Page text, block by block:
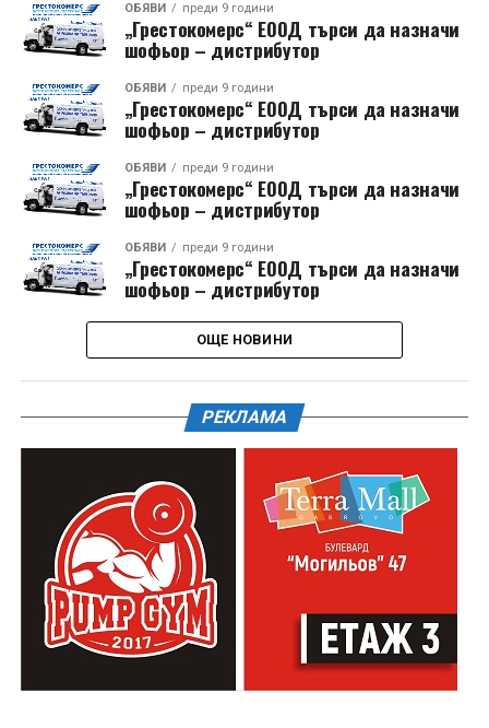
ОБЯВИ преди 9 години
„Грестокомерс“ ЕООД търси да назначи
шофьор – дистрибутор
ОБЯВИ преди 9 години
„Грестокомерс“ ЕООД търси да назначи
шофьор – дистрибутор
ОБЯВИ преди 9 години
„Грестокомерс“ ЕООД търси да назначи
шофьор – дистрибутор
ОБЯВИ преди 9 години
„Грестокомерс“ ЕООД търси да назначи
шофьор – дистрибутор
ОЩЕ НОВИНИ
РЕКЛАМА